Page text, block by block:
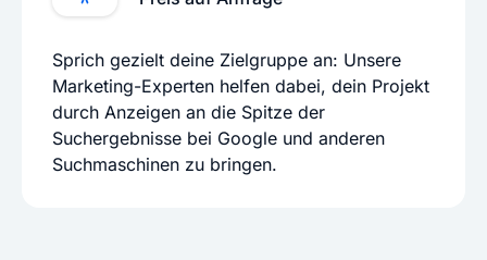
Sprich gezielt deine Zielgruppe an: Unsere
Marketing-Experten helfen dabei, dein Projekt
durch Anzeigen an die Spitze der
Suchergebnisse bei Google und anderen
Suchmaschinen zu bringen.